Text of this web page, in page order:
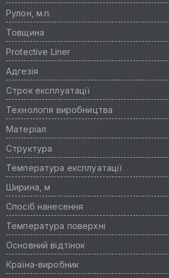
Рулон, м.п.
Товщина
Protective Liner
Адгезія
Строк експлуатації
Технологія виробництва
Матеріал
Структура
Температура експлуатації
Ширина, м
Спосіб нанесення
Температура поверхні
Основний відтінок
Країна-виробник